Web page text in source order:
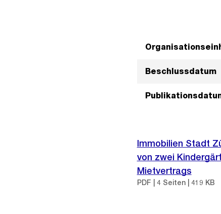
Beschlussdatum
Immobilien Stadt
von zwei
Mietvertrags
PDF | 4 Seiten | 419 KB